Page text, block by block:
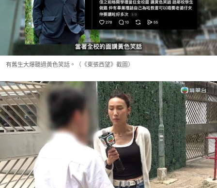
有舊生大爆聽過黃色笑話。（《東張西望》截圖）